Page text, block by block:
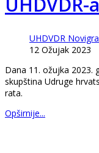
UHDVDR
12 Ožujak 2023
Dana 11. ožujka 2023.
skupština Udruge
rata.
Opširnije...